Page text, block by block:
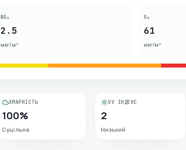
NO₂
2.5
мкг/м³
O₃
61
мкг/м³
ХМАРНІСТЬ
100%
Суцільна
UV ІНДЕКС
2
Низький